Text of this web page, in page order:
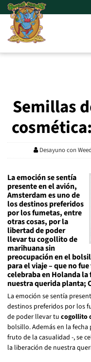
Skip to main content
Semillas
Desayuno con
La emoción se sentía
presente en el avión,
Amsterdam es uno de
los destinos preferidos
por los fumetas, entre
otras cosas, por la
libertad de poder
llevar tu cogollito de
marihuana sin
preocupación en el
para el viaje – que no
celebraba en Holanda
nuestra querida planta;
La emoción se sentía
destinos preferidos por los
de poder llevar tu cogollito
bolsillo. Además en la
fruto de la casualidad -, se
la liberación de nuestra